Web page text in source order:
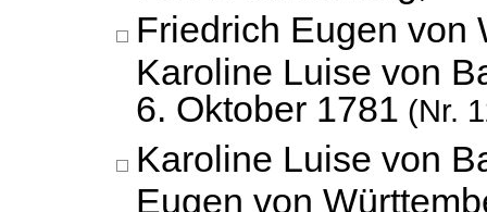
Friedrich Eugen von
Karoline Luise von
6. Oktober 1781 (Nr.
Karoline Luise von
Eugen von